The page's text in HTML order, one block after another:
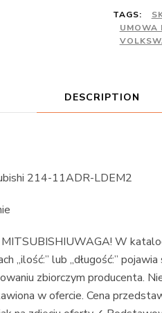
TAGS:
UMOWA
DESCRIPTION
214-11ADR-LDEM2
W
„ilość:” lub „długość:”
zbiorczym producenta.
w ofercie. Cena